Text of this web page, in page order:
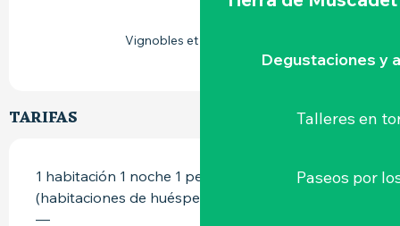
Degustaciones y
Talleres en
Paseos por
Vignobles et découvertes
TARIFAS
1 habitación 1 noche 1 persona desayuno
(habitaciones de huéspedes)
—